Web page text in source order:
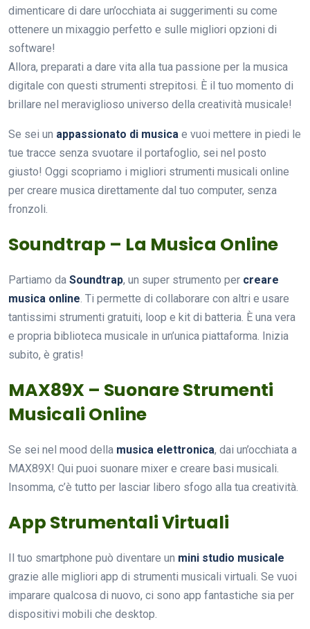
dimenticare di dare un’occhiata ai suggerimenti su come
ottenere un mixaggio perfetto e sulle migliori opzioni di
software!
Allora, preparati a dare vita alla tua passione per la musica
digitale con questi strumenti strepitosi. È il tuo momento di
brillare nel meraviglioso universo della creatività musicale!
Se sei un appassionato di musica e vuoi mettere in piedi le
tue tracce senza svuotare il portafoglio, sei nel posto
giusto! Oggi scopriamo i migliori strumenti musicali online
per creare musica direttamente dal tuo computer, senza
fronzoli.
Soundtrap – La Musica Online
Partiamo da Soundtrap, un super strumento per creare
musica online. Ti permette di collaborare con altri e usare
tantissimi strumenti gratuiti, loop e kit di batteria. È una vera
e propria biblioteca musicale in un’unica piattaforma. Inizia
subito, è gratis!
MAX89X – Suonare Strumenti
Musicali Online
Se sei nel mood della musica elettronica, dai un’occhiata a
MAX89X! Qui puoi suonare mixer e creare basi musicali.
Insomma, c’è tutto per lasciar libero sfogo alla tua creatività.
App Strumentali Virtuali
Il tuo smartphone può diventare un mini studio musicale
grazie alle migliori app di strumenti musicali virtuali. Se vuoi
imparare qualcosa di nuovo, ci sono app fantastiche sia per
dispositivi mobili che desktop.